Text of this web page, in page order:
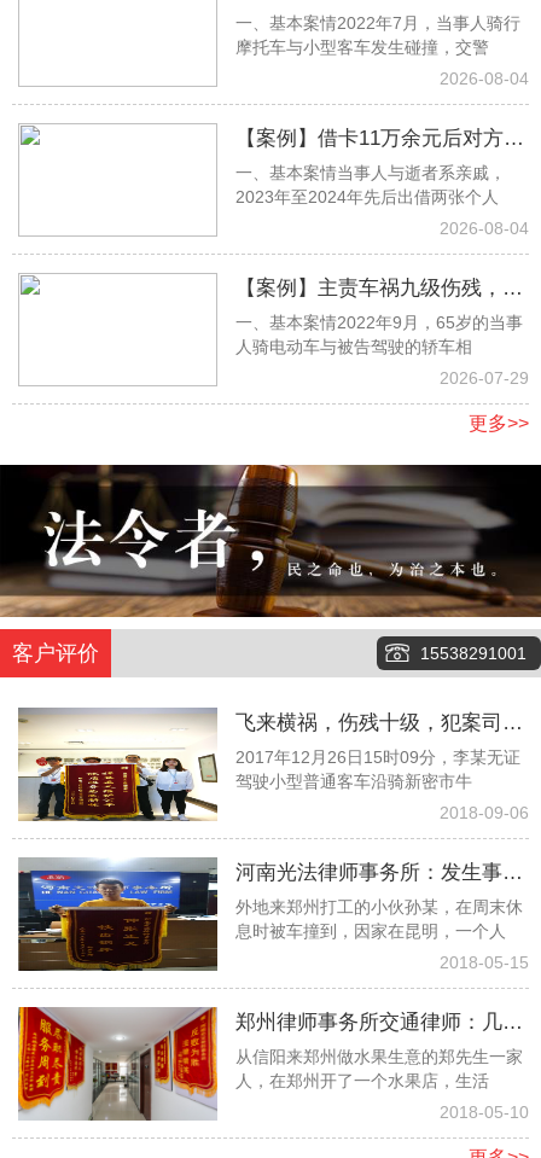
梁林静律师调解拿下12万余元赔
一、基本案情2022年7月，当事人骑行
摩托车与小型客车发生碰撞，交警
2026-08-04
【案例】借卡11万余元后对方离
世遭家属拒还，杨思淼律师取证
一、基本案情当事人与逝者系亲戚，
2023年至2024年先后出借两张个人
2026-08-04
【案例】主责车祸九级伤残，张
明月律师当庭抗辩，足额获赔17
一、基本案情2022年9月，65岁的当事
人骑电动车与被告驾驶的轿车相
2026-07-29
更多>>
客户评价 15538291001
飞来横祸，伤残十级，犯案司机
又险逃逸，看看律师团队如何齐
心协力争取１６万元赔偿款
2017年12月26日15时09分，李某无证
驾驶小型普通客车沿骑新密市牛
2018-09-06
河南光法律师事务所：发生事故
孤苦无依委托白爱敏律师终获赔
外地来郑州打工的小伙孙某，在周末休
息时被车撞到，因家在昆明，一个人
2018-05-15
郑州律师事务所交通律师：几经
波折幸遇光法律师终获高额赔偿
从信阳来郑州做水果生意的郑先生一家
人，在郑州开了一个水果店，生活
2018-05-10